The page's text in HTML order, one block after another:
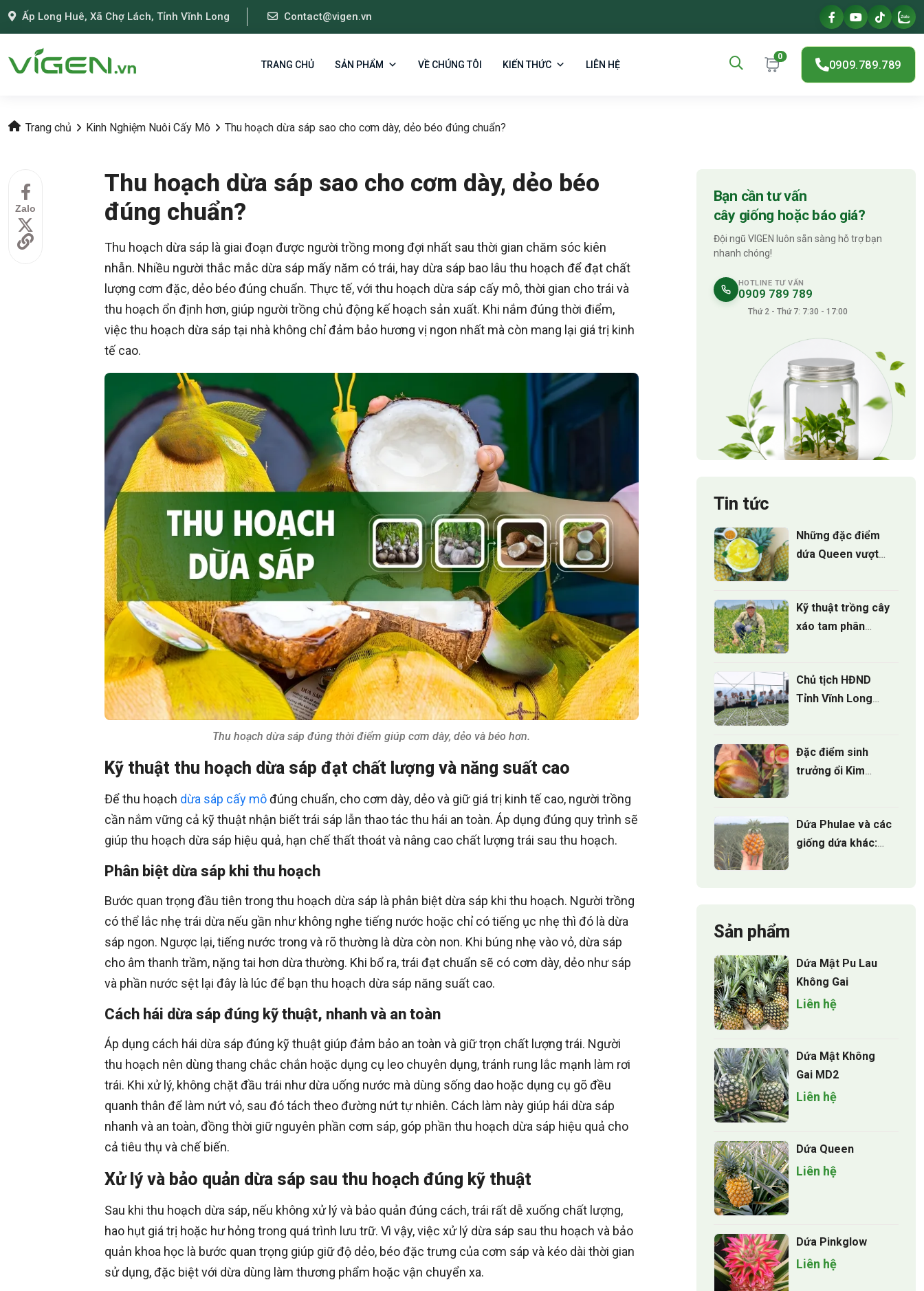
Ấp Long Huê, Xã Chợ Lách, Tỉnh Vĩnh Long Contact@vigen.vn
TRANG CHỦ SẢN PHẨM VỀ CHÚNG TÔI KIẾN THỨC LIÊN HỆ
0
0909.789.789
Trang chủ Kinh Nghiệm Nuôi Cấy Mô Thu hoạch dừa sáp sao cho cơm dày, dẻo béo đúng chuẩn?
Zalo
Thu hoạch dừa sáp sao cho cơm dày, dẻo béo
đúng chuẩn?
Thu hoạch dừa sáp là giai đoạn được người trồng mong đợi nhất sau thời gian chăm sóc kiên
nhẫn. Nhiều người thắc mắc dừa sáp mấy năm có trái, hay dừa sáp bao lâu thu hoạch để đạt chất
lượng cơm đặc, dẻo béo đúng chuẩn. Thực tế, với thu hoạch dừa sáp cấy mô, thời gian cho trái và
thu hoạch ổn định hơn, giúp người trồng chủ động kế hoạch sản xuất. Khi nắm đúng thời điểm,
việc thu hoạch dừa sáp tại nhà không chỉ đảm bảo hương vị ngon nhất mà còn mang lại giá trị kinh
tế cao.
Thu hoạch dừa sáp đúng thời điểm giúp cơm dày, dẻo và béo hơn.
Kỹ thuật thu hoạch dừa sáp đạt chất lượng và năng suất cao
Để thu hoạch dừa sáp cấy môđúng chuẩn, cho cơm dày, dẻo và giữ giá trị kinh tế cao, người trồng
cần nắm vững cả kỹ thuật nhận biết trái sáp lẫn thao tác thu hái an toàn. Áp dụng đúng quy trình sẽ
giúp thu hoạch dừa sáp hiệu quả, hạn chế thất thoát và nâng cao chất lượng trái sau thu hoạch.
Phân biệt dừa sáp khi thu hoạch
Bước quan trọng đầu tiên trong thu hoạch dừa sáp là phân biệt dừa sáp khi thu hoạch. Người trồng
có thể lắc nhẹ trái dừa nếu gần như không nghe tiếng nước hoặc chỉ có tiếng ục nhẹ thì đó là dừa
sáp ngon. Ngược lại, tiếng nước trong và rõ thường là dừa còn non. Khi búng nhẹ vào vỏ, dừa sáp
cho âm thanh trầm, nặng tai hơn dừa thường. Khi bổ ra, trái đạt chuẩn sẽ có cơm dày, dẻo như sáp
và phần nước sệt lại đây là lúc để bạn thu hoạch dừa sáp năng suất cao.
Cách hái dừa sáp đúng kỹ thuật, nhanh và an toàn
Áp dụng cách hái dừa sáp đúng kỹ thuật giúp đảm bảo an toàn và giữ trọn chất lượng trái. Người
thu hoạch nên dùng thang chắc chắn hoặc dụng cụ leo chuyên dụng, tránh rung lắc mạnh làm rơi
trái. Khi xử lý, không chặt đầu trái như dừa uống nước mà dùng sống dao hoặc dụng cụ gõ đều
quanh thân để làm nứt vỏ, sau đó tách theo đường nứt tự nhiên. Cách làm này giúp hái dừa sáp
nhanh và an toàn, đồng thời giữ nguyên phần cơm sáp, góp phần thu hoạch dừa sáp hiệu quả cho
cả tiêu thụ và chế biến.
Xử lý và bảo quản dừa sáp sau thu hoạch đúng kỹ thuật
Sau khi thu hoạch dừa sáp, nếu không xử lý và bảo quản đúng cách, trái rất dễ xuống chất lượng,
hao hụt giá trị hoặc hư hỏng trong quá trình lưu trữ. Vì vậy, việc xử lý dừa sáp sau thu hoạch và bảo
quản khoa học là bước quan trọng giúp giữ độ dẻo, béo đặc trưng của cơm sáp và kéo dài thời gian
sử dụng, đặc biệt với dừa dùng làm thương phẩm hoặc vận chuyển xa.
Bạn cần tư vấn
cây giống hoặc báo giá?
Đội ngũ VIGEN luôn sẵn sàng hỗ trợ bạn
nhanh chóng!
HOTLINE TƯ VẤN
0909 789 789
Thứ 2 - Thứ 7: 7:30 - 17:00
Tin tức
Những đặc điểm
dứa Queen vượt
Kỹ thuật trồng cây
xáo tam phân
Chủ tịch HĐND
Tỉnh Vĩnh Long
nghệ cao tại
ViGen
Đặc điểm sinh
trưởng ổi Kim
vườn cần biết
Dứa Phulae và các
giống dứa khác:
Sản phẩm
Dứa Mật Pu Lau
Không Gai
Liên hệ
Dứa Mật Không
Gai MD2
Liên hệ
Dứa Queen
Liên hệ
Dứa Pinkglow
Liên hệ